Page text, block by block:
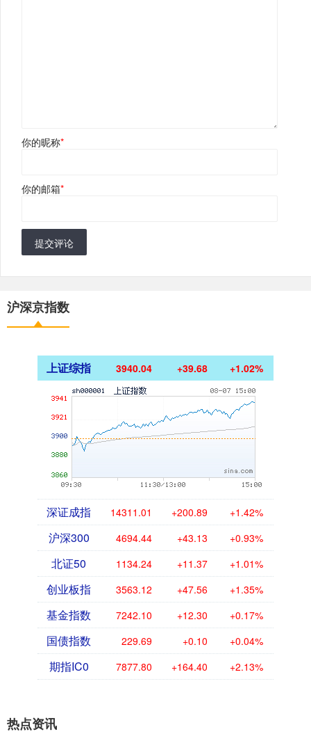
你的昵称*
你的邮箱*
提交评论
沪深京指数
上证综指 3940.04 +39.68 +1.02%
深证成指 14311.01 +200.89 +1.42%
沪深300 4694.44 +43.13 +0.93%
北证50 1134.24 +11.37 +1.01%
创业板指 3563.12 +47.56 +1.35%
基金指数 7242.10 +12.30 +0.17%
国债指数 229.69 +0.10 +0.04%
期指IC0 7877.80 +164.40 +2.13%
热点资讯